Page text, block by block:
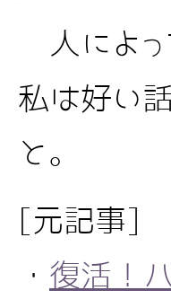
人によっ
私は好い
と。
[元記事]
・ 復活！